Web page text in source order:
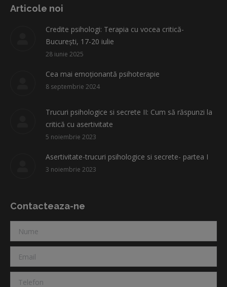
opensopens
window
opens
new
window
opens
new
window
new
window
Articole noi
Credite psihologi: Terapia cu vocea critică-
București, 17-20 iulie
28 iunie 2025
Cea mai emoționantă psihoterapie
8 septembrie 2024
Trucuri psihologice si secrete II: Cum să răspunzi la
critică cu asertivitate
5 noiembrie 2023
Asertivitate-trucuri psihologice si secrete- partea I
3 noiembrie 2023
Contacteaza-ne